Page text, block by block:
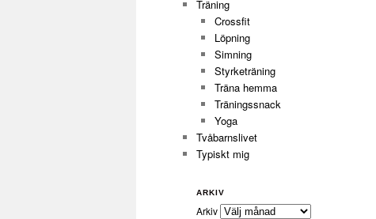
Träning
Crossfit
Löpning
Simning
Styrketräning
Träna hemma
Träningssnack
Yoga
Tvåbarnslivet
Typiskt mig
ARKIV
Arkiv